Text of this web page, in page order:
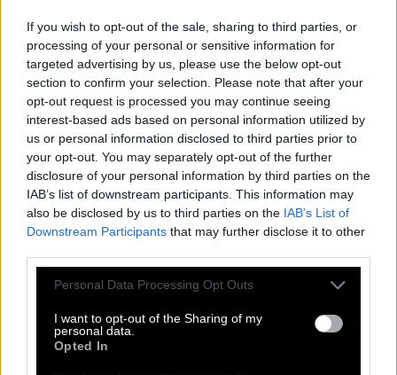
If you wish to opt-out of the sale, sharing to third parties, or
processing of your personal or sensitive information for
targeted advertising by us, please use the below opt-out
section to confirm your selection. Please note that after your
opt-out request is processed you may continue seeing
interest-based ads based on personal information utilized by
us or personal information disclosed to third parties prior to
your opt-out. You may separately opt-out of the further
disclosure of your personal information by third parties on the
IAB’s list of downstream participants. This information may
also be disclosed by us to third parties on the IAB’s List of
Downstream Participants that may further disclose it to other
Personal Data Processing Opt Outs
I want to opt-out of the Sharing of my
personal data.
Opted In
Meister im Kreuzworträtsel-Lösen und haben Sie jede
Menge Spaß – und das alles kostenlos!
Mini April 30 2023 kreuzworträtsel
A L T
E
H
O E
R
S
I E N
A
R
E I
H
E
I E R
Verschließbares Sieb zur Heißgetränkzubereitung:
Schusseliger Freund von Bert in der Sesamstraße